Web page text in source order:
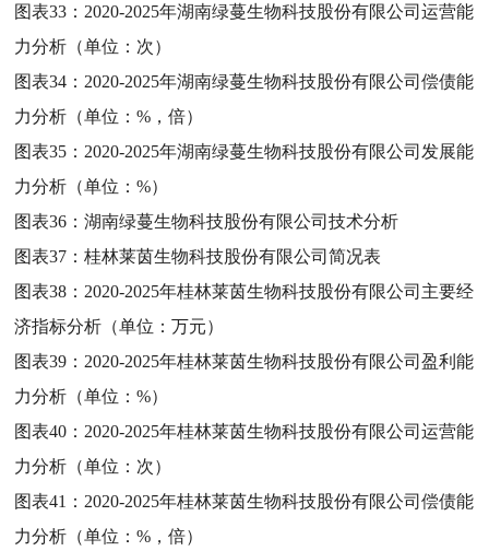
图表33： 2020-2025年湖南绿蔓生物科技股份有限公司运营能
力分析（单位：次）
图表34： 2020-2025年湖南绿蔓生物科技股份有限公司偿债能
力分析（单位：%，倍）
图表35： 2020-2025年湖南绿蔓生物科技股份有限公司发展能
力分析（单位：%）
图表36：湖南绿蔓生物科技股份有限公司技术分析
图表37：桂林莱茵生物科技股份有限公司简况表
图表38： 2020-2025年桂林莱茵生物科技股份有限公司主要经
济指标分析（单位：万元）
图表39： 2020-2025年桂林莱茵生物科技股份有限公司盈利能
力分析（单位：%）
图表40： 2020-2025年桂林莱茵生物科技股份有限公司运营能
力分析（单位：次）
图表41： 2020-2025年桂林莱茵生物科技股份有限公司偿债能
力分析（单位：%，倍）